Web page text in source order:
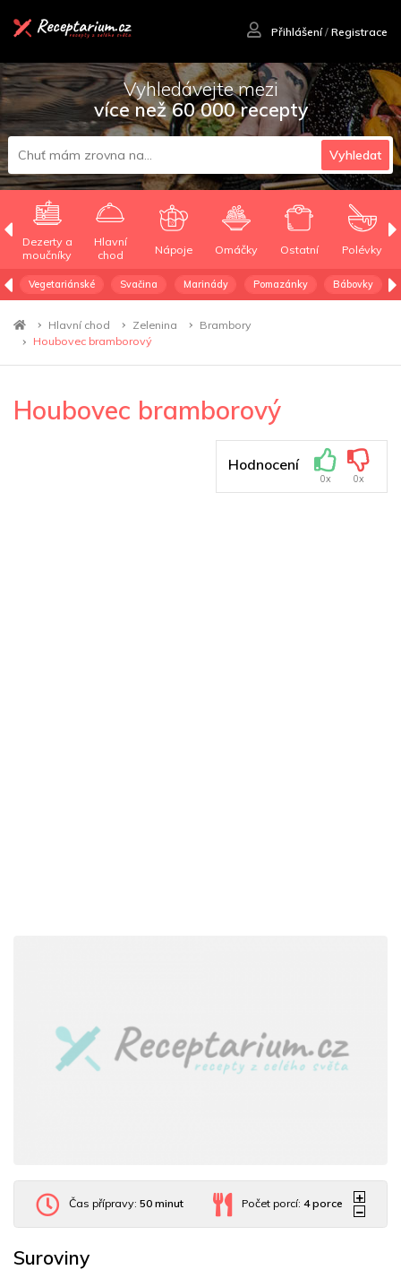
Přihlášení/ Registrace
Vyhledávejte mezi
více než 60 000 recepty
Vyhledat
Dezerty a
moučníky
Hlavní
chod
Nápoje Omáčky Ostatní Polévky
Vegetariánské Svačina Marinády Pomazánky Bábovky
Hlavní chod Zelenina
Brambory
Houbovec bramborový
Houbovec bramborový
Hodnocení
0x 0x
Čas přípravy:50 minut Počet porcí:4 porce
Suroviny